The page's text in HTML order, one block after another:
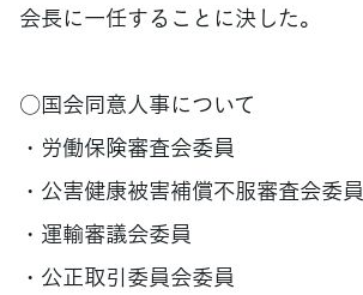
会長に一任することに決した。
○国会同意人事について
・労働保険審査会委員
・公害健康被害補償不服審査会委員
・運輸審議会委員
・公正取引委員会委員